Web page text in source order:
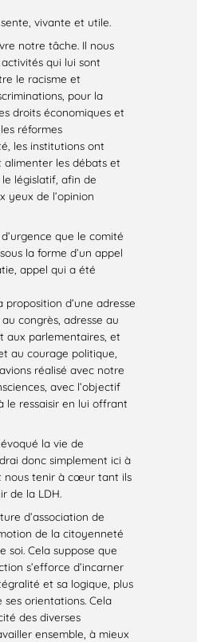
vivante et utile.
notre tâche. Il nous
qui lui sont
le racisme et
pour la
droits économiques et
réformes
les institutions ont
alimenter les débats et
le législatif, afin de
yeux de l’opinion
que le comité
la forme d’un appel
appel qui a été
proposition d’une adresse
congrès, adresse au
aux parlementaires, et
au courage politique,
réalisé avec notre
avec l’objectif
le ressaisir en lui offrant
la vie de
donc simplement ici à
nous tenir à cœur tant ils
de la LDH.
d’association de
de la citoyenneté
soi. Cela suppose que
s’efforce d’incarner
et sa logique, plus
orientations. Cela
des diverses
ensemble, à mieux